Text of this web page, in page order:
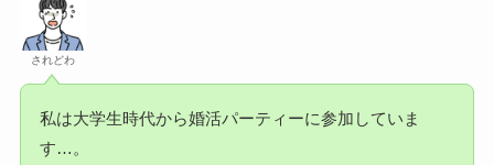
されどわ
私は大学生時代から婚活パーティーに参加していま
す…。